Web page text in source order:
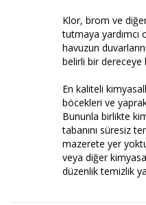
Klor, brom ve
tutmaya yardımcı
havuzun
belirli bir
En kaliteli
böcekleri ve
Bununla birlikte
tabanını süresiz
mazerete yer
veya diğer
düzenlik temizlik